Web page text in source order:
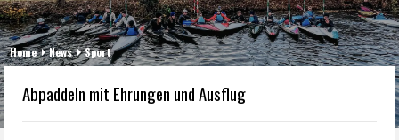
Home News Sport
Abpaddeln mit Ehrungen und Ausflug